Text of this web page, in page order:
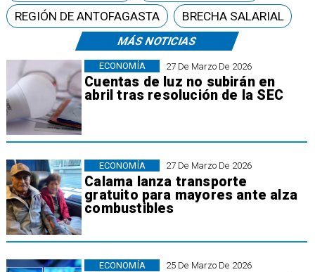
MÁS NOTICIAS
27 De Marzo De 2026
Cuentas de luz no subirán en
abril tras resolución de la SEC
ECONOMÍA
27 De Marzo De 2026
Calama lanza transporte
gratuito para mayores ante alza
combustibles
ECONOMÍA
25 De Marzo De 2026
ECONOMÍA
REGIÓN DE ANTOFAGASTA
BRECHA SALARIAL